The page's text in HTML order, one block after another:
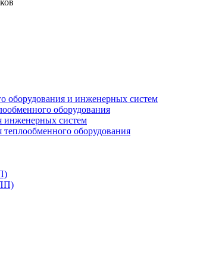
оборудования и инженерных систем
оборудования
инженерных систем
оборудования